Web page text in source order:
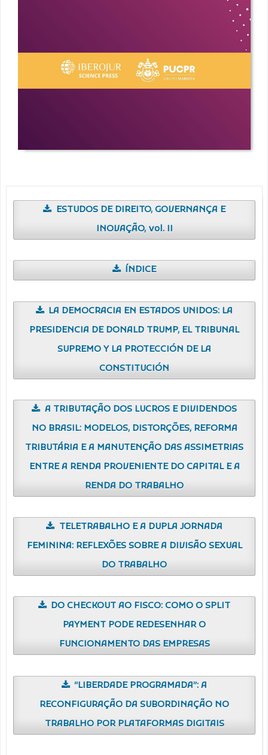
ESTUDOS DE DIREITO, GOVERNANÇA E
INOVAÇÃO, vol. II
ÍNDICE
LA DEMOCRACIA EN ESTADOS UNIDOS: LA
PRESIDENCIA DE DONALD TRUMP, EL TRIBUNAL
SUPREMO Y LA PROTECCIÓN DE LA
CONSTITUCIÓN
A TRIBUTAÇÃO DOS LUCROS E DIVIDENDOS
NO BRASIL: MODELOS, DISTORÇÕES, REFORMA
TRIBUTÁRIA E A MANUTENÇÃO DAS ASSIMETRIAS
ENTRE A RENDA PROVENIENTE DO CAPITAL E A
RENDA DO TRABALHO
TELETRABALHO E A DUPLA JORNADA
FEMININA: REFLEXÕES SOBRE A DIVISÃO SEXUAL
DO TRABALHO
DO CHECKOUT AO FISCO: COMO O SPLIT
PAYMENT PODE REDESENHAR O
FUNCIONAMENTO DAS EMPRESAS
“LIBERDADE PROGRAMADA”: A
RECONFIGURAÇÃO DA SUBORDINAÇÃO NO
TRABALHO POR PLATAFORMAS DIGITAIS